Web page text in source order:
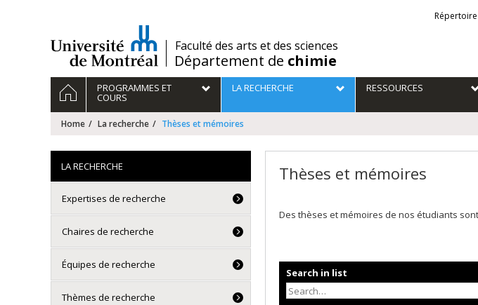
/Faculté des arts et des sciences
Département de chimie
Liens
externes
Répertoire
Navigation
principale
HOMEPROGRAMMES ET
COURS
LA RECHERCHE RESSOURCES
Home La recherche Thèses et mémoires
Thèses et mémoires
Des thèses et mémoires de nos étudiants
Search in list
LA RECHERCHE
Expertises de recherche
Chaires de recherche
Équipes de recherche
Thèmes de recherche